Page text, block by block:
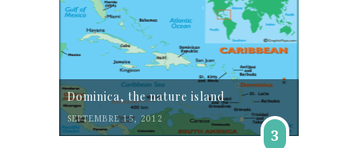
Dominica, the nature island
SEPTEMBRE 15, 2012
3